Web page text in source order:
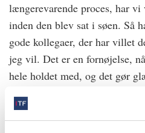
længerevarende proces, har
inden den blev sat i søen. Så
gode kollegaer, der har villet
jeg vil. Det er en fornøjelse,
hele holdet med, og det gør
endnu større. Derudover er
i noget nyt. Jeg har selv